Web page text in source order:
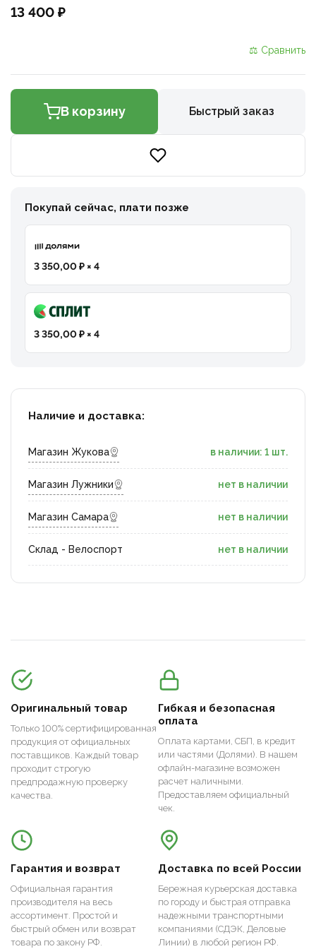
13 400 ₽
⚖ Сравнить
В корзину Быстрый заказ
Покупай сейчас, плати позже
3 350,00 ₽ × 4
3 350,00 ₽ × 4
Наличие и доставка:
Магазин Жукова в наличии: 1 шт.
Магазин Лужники нет в наличии
Магазин Самара нет в наличии
Склад - Велоспорт нет в наличии
Оригинальный товар
Только 100% сертифицированная
продукция от официальных
поставщиков. Каждый товар
проходит строгую
предпродажную проверку
качества.
Гибкая и безопасная
оплата
Оплата картами, СБП, в кредит
или частями (Долями). В нашем
офлайн-магазине возможен
расчет наличными.
Предоставляем официальный
чек.
Гарантия и возврат
Официальная гарантия
производителя на весь
ассортимент. Простой и
быстрый обмен или возврат
товара по закону РФ.
Доставка по всей России
Бережная курьерская доставка
по городу и быстрая отправка
надежными транспортными
компаниями (СДЭК, Деловые
Линии) в любой регион РФ.